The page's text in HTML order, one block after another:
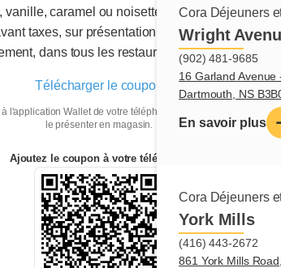
Cora Déjeuners
Wright
(902) 481-9685
16 Garland Avenue
Dartmouth, NS
En savoir plus
Cora Déjeuners
York Mills
(416) 443-2672
861 York Mills
caramel ou noisette grillée) et une
taxes, sur présentation du coupon. Valide
dans tous les restaurants Cora du Canada.
Télécharger le coupon
l'application Wallet de votre téléphone, ou téléchargez-le pour
le présenter en magasin.
Ajoutez le coupon à votre téléphone